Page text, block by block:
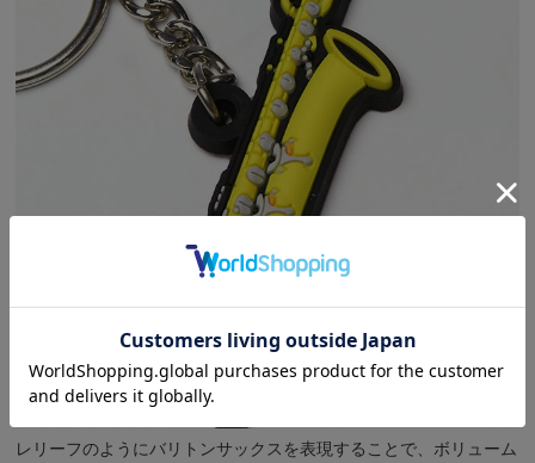
レリーフのようにバリトンサックスを表現することで、ボリューム